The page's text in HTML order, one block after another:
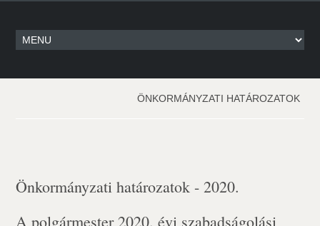
ÖNKORMÁNYZATI HATÁROZATOK
Önkormányzati határozatok - 2020.
A polgármester 2020. évi szabadságolási